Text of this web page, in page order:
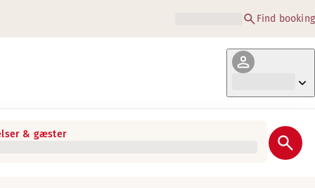
Find booking
& gæster